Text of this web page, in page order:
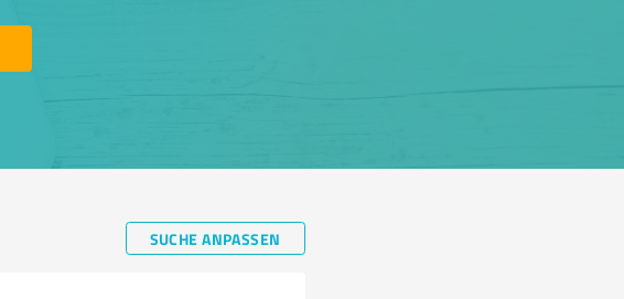
SUCHE ANPASSEN